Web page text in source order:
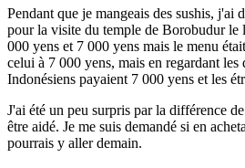
Pendant que je mangeais des sushis, j'ai
pour la visite du temple de Borobudur le
000 yens et 7 000 yens mais le menu
celui à 7 000 yens, mais en regardant
Indonésiens payaient 7 000 yens et les
J'ai été un peu surpris par la différence
être aidé. Je me suis demandé si en
pourrais y aller demain.